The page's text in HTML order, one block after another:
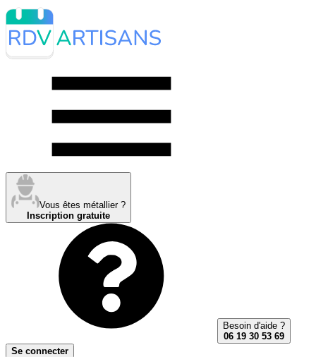
Vous êtes métallier ?
Inscription gratuite
Besoin d'aide ?
06 19 30 53 69
Se connecter